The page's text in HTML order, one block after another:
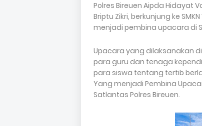
Polres Bireuen Aipda Hidayat
Briptu Zikri, berkunjung ke
menjadi pembina upacara di
Upacara yang dilaksanakan di
para guru dan tenaga
para siswa tentang tertib
Yang menjadi Pembina
Satlantas Polres Bireuen.